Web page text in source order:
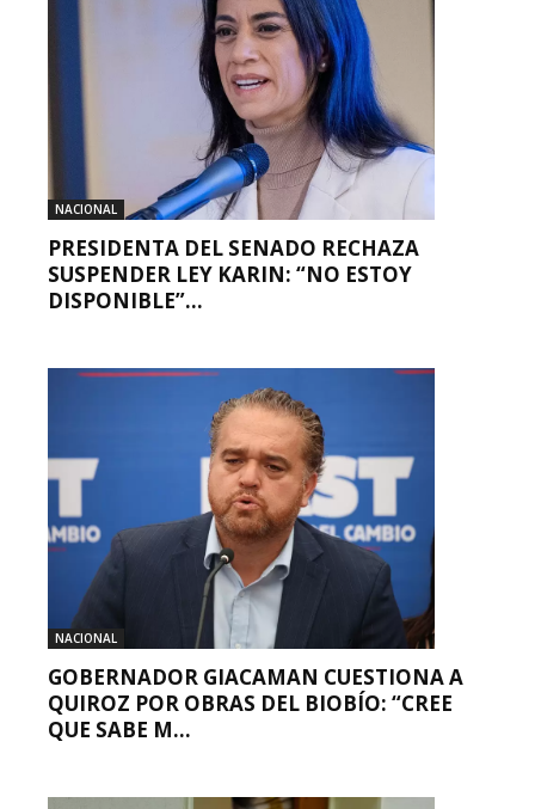
NACIONAL
PRESIDENTA DEL SENADO RECHAZA
SUSPENDER LEY KARIN: “NO ESTOY
DISPONIBLE”...
NACIONAL
GOBERNADOR GIACAMAN CUESTIONA A
QUIROZ POR OBRAS DEL BIOBÍO: “CREE
QUE SABE M...